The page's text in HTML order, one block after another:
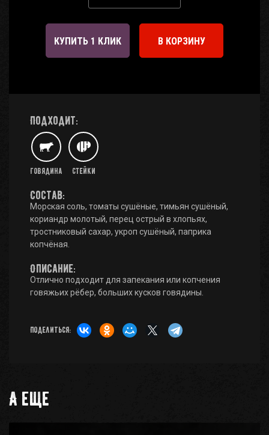
КУПИТЬ 1 КЛИК В КОРЗИНУ
Подходит:
Говядина Стейки
Состав:
Морская соль, томаты сушёные, тимьян сушёный,
кориандр молотый, перец острый в хлопьях,
тростниковый сахар, укроп сушёный, паприка
копчёная.
Описание:
Отлично подходит для запекания или копчения
говяжьих рёбер, больших кусков говядины.
Поделиться:
А еще